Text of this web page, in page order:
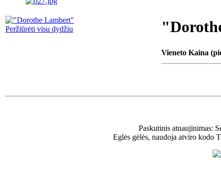
Peržiūrėti visu dydžiu
Vieneto Kaina
Paskutinis atnaujinimas:
Eglės gėlės, naudoja atviro kodo